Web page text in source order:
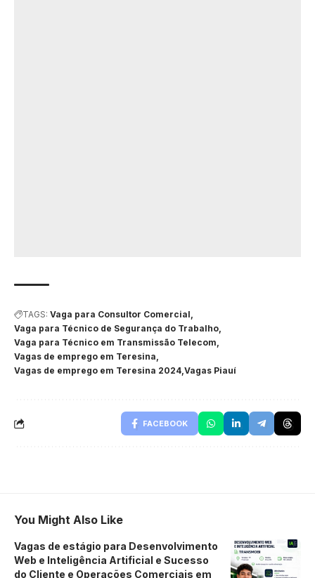
TAGS: Vaga para Consultor Comercial
Vaga para Técnico de Segurança do Trabalho
Vaga para Técnico em Transmissão Telecom
Vagas de emprego em Teresina
Vagas de emprego em Teresina 2024 Vagas Piauí
FACEBOOK
You Might Also Like
Vagas de estágio para Desenvolvimento
Web e Inteligência Artificial e Sucesso
do Cliente e Operações Comerciais em